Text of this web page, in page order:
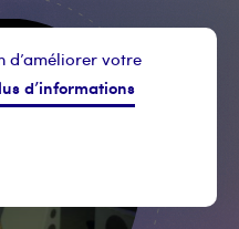
d’améliorer votre
d’informations